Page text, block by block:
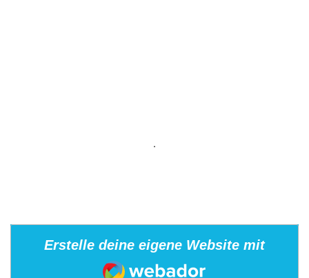
.
Erstelle deine eigene Website mit
Webador